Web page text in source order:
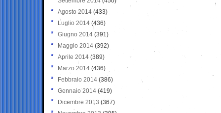
Agosto 2014 (433)
Luglio 2014 (436)
Giugno 2014 (391)
Maggio 2014 (392)
Aprile 2014 (389)
Marzo 2014 (436)
Febbraio 2014 (386)
Gennaio 2014 (419)
Dicembre 2013 (367)